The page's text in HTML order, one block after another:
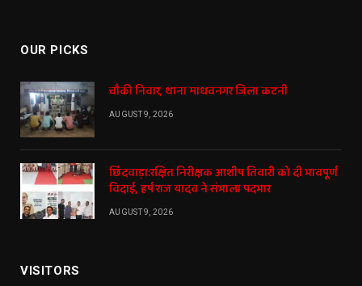
OUR PICKS
चौकी निवार, थाना माधवनगर जिला कटनी
AUGUST 9, 2026
छिंदवाड़ा:रक्षित निरीक्षक आशीष तिवारी को दी भावपूर्ण
विदाई, हर्ष राज यादव ने संभाला पदभार
AUGUST 9, 2026
VISITORS